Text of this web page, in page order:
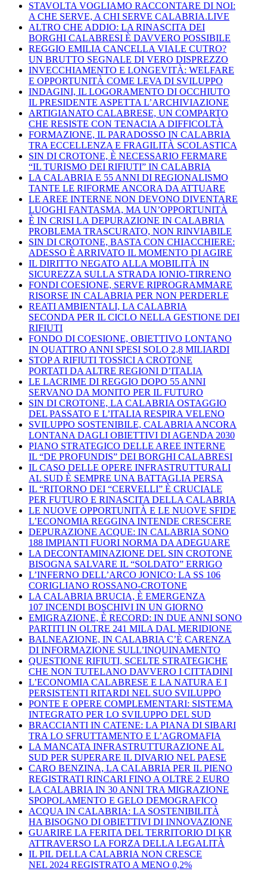
STAVOLTA VOGLIAMO RACCONTARE DI NOI:
A CHE SERVE, A CHI SERVE CALABRIA.LIVE
ALTRO CHE ADDIO: LA RINASCITA DEI
BORGHI CALABRESI È DAVVERO POSSIBILE
REGGIO EMILIA CANCELLA VIALE CUTRO?
UN BRUTTO SEGNALE DI VERO DISPREZZO
INVECCHIAMENTO E LONGEVITÀ: WELFARE
E OPPORTUNITÀ COME LEVA DI SVILUPPO
INDAGINI, IL LOGORAMENTO DI OCCHIUTO
IL PRESIDENTE ASPETTA L’ARCHIVIAZIONE
ARTIGIANATO CALABRESE, UN COMPARTO
CHE RESISTE CON TENACIA A DIFFICOLTÀ
FORMAZIONE, IL PARADOSSO IN CALABRIA
TRA ECCELLENZA E FRAGILITÀ SCOLASTICA
SIN DI CROTONE, È NECESSARIO FERMARE
“IL TURISMO DEI RIFIUTI” IN CALABRIA
LA CALABRIA E 55 ANNI DI REGIONALISMO
TANTE LE RIFORME ANCORA DA ATTUARE
LE AREE INTERNE NON DEVONO DIVENTARE
LUOGHI FANTASMA, MA UN’OPPORTUNITÀ
È IN CRISI LA DEPURAZIONE IN CALABRIA
PROBLEMA TRASCURATO, NON RINVIABILE
SIN DI CROTONE, BASTA CON CHIACCHIERE:
ADESSO È ARRIVATO IL MOMENTO DI AGIRE
IL DIRITTO NEGATO ALLA MOBILITÀ IN
SICUREZZA SULLA STRADA IONIO-TIRRENO
FONDI COESIONE, SERVE RIPROGRAMMARE
RISORSE IN CALABRIA PER NON PERDERLE
REATI AMBIENTALI, LA CALABRIA
SECONDA PER IL CICLO NELLA GESTIONE DEI
RIFIUTI
FONDO DI COESIONE, OBIETTIVO LONTANO
IN QUATTRO ANNI SPESI SOLO 2,8 MILIARDI
STOP A RIFIUTI TOSSICI A CROTONE
PORTATI DA ALTRE REGIONI D’ITALIA
LE LACRIME DI REGGIO DOPO 55 ANNI
SERVANO DA MONITO PER IL FUTURO
SIN DI CROTONE, LA CALABRIA OSTAGGIO
DEL PASSATO E L’ITALIA RESPIRA VELENO
SVILUPPO SOSTENIBILE, CALABRIA ANCORA
LONTANA DAGLI OBIETTIVI DI AGENDA 2030
PIANO STRATEGICO DELLE AREE INTERNE
IL “DE PROFUNDIS” DEI BORGHI CALABRESI
IL CASO DELLE OPERE INFRASTRUTTURALI
AL SUD È SEMPRE UNA BATTAGLIA PERSA
IL “RITORNO DEI “CERVELLI” È CRUCIALE
PER FUTURO E RINASCITA DELLA CALABRIA
LE NUOVE OPPORTUNITÀ E LE NUOVE SFIDE
L’ECONOMIA REGGINA INTENDE CRESCERE
DEPURAZIONE ACQUE: IN CALABRIA SONO
188 IMPIANTI FUORI NORMA DA ADEGUARE
LA DECONTAMINAZIONE DEL SIN CROTONE
BISOGNA SALVARE IL “SOLDATO” ERRIGO
L’INFERNO DELL’ARCO JONICO: LA SS 106
CORIGLIANO ROSSANO-CROTONE
LA CALABRIA BRUCIA, È EMERGENZA
107 INCENDI BOSCHIVI IN UN GIORNO
EMIGRAZIONE, È RECORD: IN DUE ANNI SONO
PARTITI IN OLTRE 241 MILA DAL MERIDIONE
BALNEAZIONE, IN CALABRIA C’È CARENZA
DI INFORMAZIONE SULL’INQUINAMENTO
QUESTIONE RIFIUTI, SCELTE STRATEGICHE
CHE NON TUTELANO DAVVERO I CITTADINI
L’ECONOMIA CALABRESE E LA NATURA E I
PERSISTENTI RITARDI NEL SUO SVILUPPO
PONTE E OPERE COMPLEMENTARI: SISTEMA
INTEGRATO PER LO SVILUPPO DEL SUD
BRACCIANTI IN CATENE: LA PIANA DI SIBARI
TRA LO SFRUTTAMENTO E L’AGROMAFIA
LA MANCATA INFRASTRUTTURAZIONE AL
SUD PER SUPERARE IL DIVARIO NEL PAESE
CARO BENZINA, LA CALABRIA PER IL PIENO
REGISTRATI RINCARI FINO A OLTRE 2 EURO
LA CALABRIA IN 30 ANNI TRA MIGRAZIONE
SPOPOLAMENTO E GELO DEMOGRAFICO
ACQUA IN CALABRIA: LA SOSTENIBILITÀ
HA BISOGNO DI OBIETTIVI DI INNOVAZIONE
GUARIRE LA FERITA DEL TERRITORIO DI KR
ATTRAVERSO LA FORZA DELLA LEGALITÀ
IL PIL DELLA CALABRIA NON CRESCE
NEL 2024 REGISTRATO A MENO 0,2%